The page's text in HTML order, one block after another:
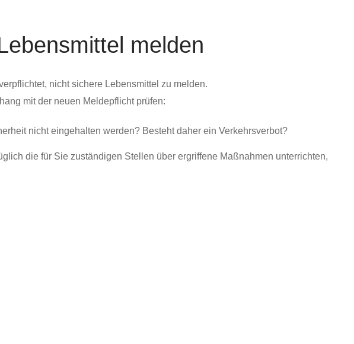
melden
nicht sichere Lebensmittel zu melden.
mit der neuen Meldepflicht prüfen:
nicht eingehalten werden? Besteht daher ein Verkehrsverbot?
die für Sie zuständigen Stellen über ergriffene Maßnahmen unterrichten,